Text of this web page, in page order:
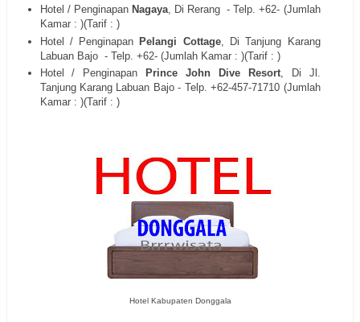
Hotel / Penginapan Nagaya, Di Rerang - Telp. +62- (Jumlah
Kamar : )(Tarif : )
Hotel / PenginapanPelangi Cottage, Di Tanjung Karang
Labuan Bajo - Telp. +62- (Jumlah Kamar : )(Tarif : )
Hotel / Penginapan
Prince John Dive Resort, Di Jl.
Tanjung Karang Labuan Bajo - Telp. +62-457-71710 (Jumlah
Kamar : )(Tarif : )
Hotel Kabupaten Donggala